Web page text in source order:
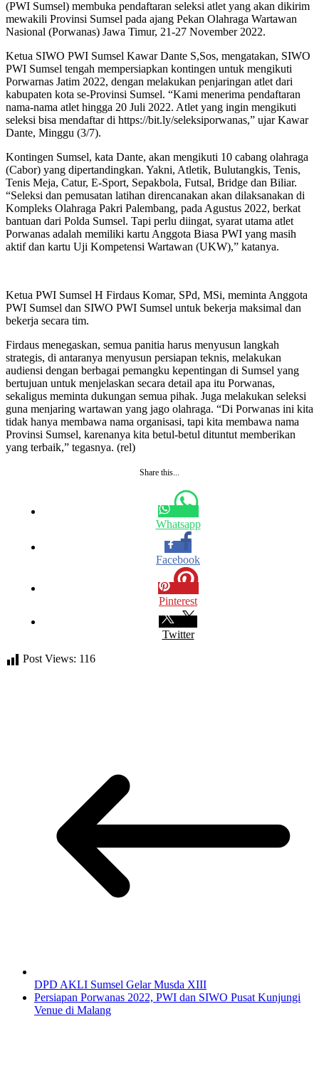
(PWI Sumsel) membuka pendaftaran seleksi atlet yang akan dikirim
mewakili Provinsi Sumsel pada ajang Pekan Olahraga Wartawan
Nasional (Porwanas) Jawa Timur, 21-27 November 2022.
Ketua SIWO PWI Sumsel Kawar Dante S,Sos, mengatakan, SIWO
PWI Sumsel tengah mempersiapkan kontingen untuk mengikuti
Porwarnas Jatim 2022, dengan melakukan penjaringan atlet dari
kabupaten kota se-Provinsi Sumsel. “Kami menerima pendaftaran
nama-nama atlet hingga 20 Juli 2022. Atlet yang ingin mengikuti
seleksi bisa mendaftar di https://bit.ly/seleksiporwanas,” ujar Kawar
Dante, Minggu (3/7).
Kontingen Sumsel, kata Dante, akan mengikuti 10 cabang olahraga
(Cabor) yang dipertandingkan. Yakni, Atletik, Bulutangkis, Tenis,
Tenis Meja, Catur, E-Sport, Sepakbola, Futsal, Bridge dan Biliar.
“Seleksi dan pemusatan latihan direncanakan akan dilaksanakan di
Kompleks Olahraga Pakri Palembang, pada Agustus 2022, berkat
bantuan dari Polda Sumsel. Tapi perlu diingat, syarat utama atlet
Porwanas adalah memiliki kartu Anggota Biasa PWI yang masih
aktif dan kartu Uji Kompetensi Wartawan (UKW),” katanya.
Ketua PWI Sumsel H Firdaus Komar, SPd, MSi, meminta Anggota
PWI Sumsel dan SIWO PWI Sumsel untuk bekerja maksimal dan
bekerja secara tim.
Firdaus menegaskan, semua panitia harus menyusun langkah
strategis, di antaranya menyusun persiapan teknis, melakukan
audiensi dengan berbagai pemangku kepentingan di Sumsel yang
bertujuan untuk menjelaskan secara detail apa itu Porwanas,
sekaligus meminta dukungan semua pihak. Juga melakukan seleksi
guna menjaring wartawan yang jago olahraga. “Di Porwanas ini kita
tidak hanya membawa nama organisasi, tapi kita membawa nama
Provinsi Sumsel, karenanya kita betul-betul dituntut memberikan
yang terbaik,” tegasnya. (rel)
Share this...
Whatsapp
Facebook
Pinterest
Twitter
Post Views: 116
DPD AKLI Sumsel Gelar Musda XIII
Persiapan Porwanas 2022, PWI dan SIWO Pusat Kunjungi
Venue di Malang